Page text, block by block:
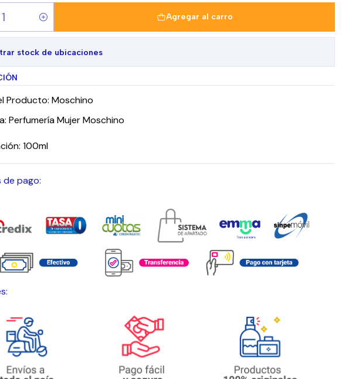
Agregar al carro
stock de ubicaciones
Producto: Moschino
Perfumería Mujer Moschino
100ml
pago: